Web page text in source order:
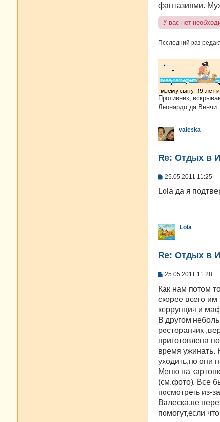
фантазиями.
У вас нет
Последний раз
Противник,
Леонардо да Винчи
valeska
Re: Отдых в
С
о
и
е
25.05.2011 11:25
Lola да я
Lola
Re: Отдых в
С
о
щ
е
и
е
25.05.2011 11:28
Как нам потом
скорее всего им
коррупция и
В другом
ресторанчик
приготовлена
время ужинать.
уходить,но они
Меню на
(см.фото). Все
посмотреть из-
Валеска,не
помогут,если